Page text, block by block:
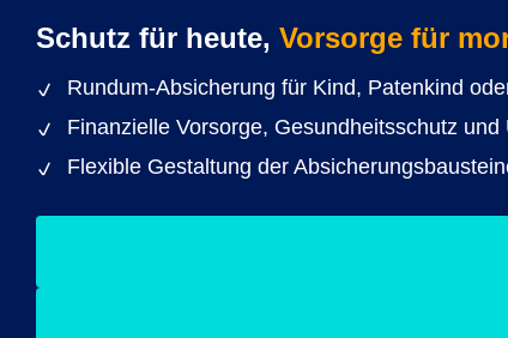
Schutz für heute, Vorsorge für
Rundum-Absicherung für Kind, Patenkind
Finanzielle Vorsorge, Gesundheitsschutz
Flexible Gestaltung der